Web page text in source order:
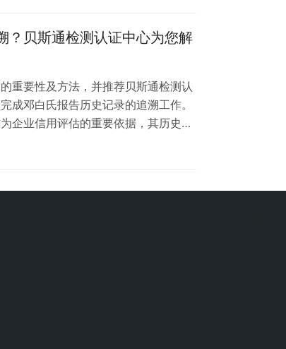
效• 动态…
？贝斯通检测认证中心为您解
重要性及方法，并推荐贝斯通检测认
成邓白氏报告历史记录的追溯工作。
企业信用评估的重要依据，其历史记
邓白氏报告办理历史记录如何追溯